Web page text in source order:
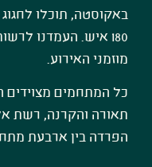
באקוסטה, תוכלו
180 איש. העמדנו
מוזמני האירוע.
כל המתחמים מצוידים
תאורה והקרנה, רשת
הפרדה בין ארבעת